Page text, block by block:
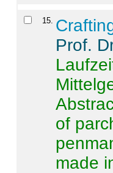
15
Prof.
of
made